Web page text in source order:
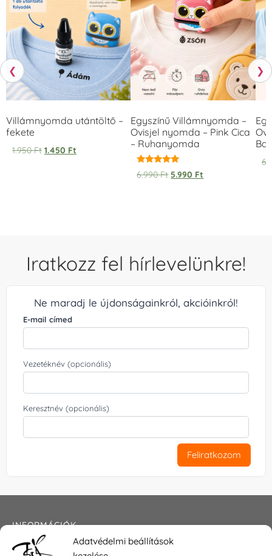
Adatvédelmi beállítások
❮
Villámnyomda utántöltő –
fekete
1.950Ft 1.450 Ft
Egyszínű Villámnyomda –
Ovisjel nyomda – Pink Cica
– Ruhanyomda
Értékelés:
5.00
6.990Ft 5.990 Ft
❯
Iratkozz fel hírlevelünkre!
Ne maradj le újdonságainkról, akcióinkról!
E-mail címed
Vezetéknév (opcionális)
Keresztnév (opcionális)
Feliratkozom
INFORMÁCIÓK
Általános szerződési feltételek